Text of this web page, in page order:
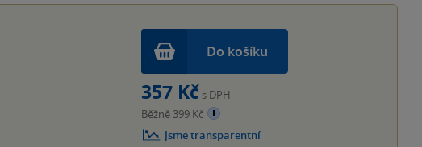
Do košíku
357 Kč s DPH
Běžně 399 Kč
Jsme transparentní